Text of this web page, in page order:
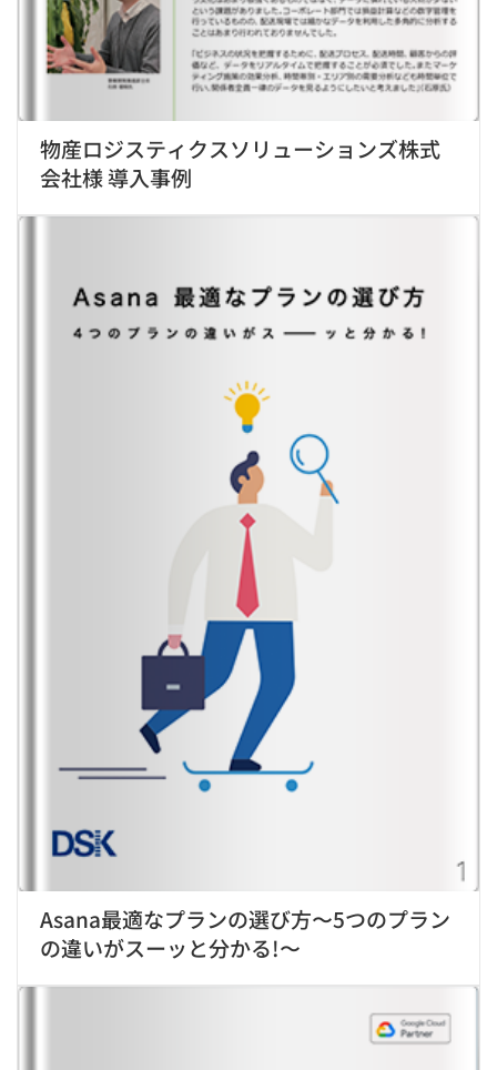
物産ロジスティクスソリューションズ株式
会社様 導入事例
Asana最適なプランの選び方〜5つのプラン
の違いがスーッと分かる!〜